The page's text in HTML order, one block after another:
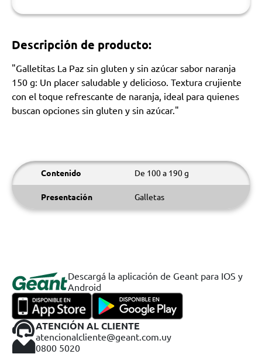
Descripción de producto:
"Galletitas La Paz sin gluten y sin azúcar sabor naranja
150 g: Un placer saludable y delicioso. Textura crujiente
con el toque refrescante de naranja, ideal para quienes
buscan opciones sin gluten y sin azúcar."
Contenido De 100 a 190 g
Presentación Galletas
Descargá la aplicación de Geant para IOS y
Android
ATENCIÓN AL CLIENTE
atencionalcliente@geant.com.uy
0800 5020